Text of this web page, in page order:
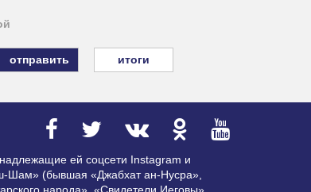
итоги
ей соцсети Instagram и
Шам» (бывшая «Джабхат ан-Нусра»,
народа», «Свидетели Иеговы»,